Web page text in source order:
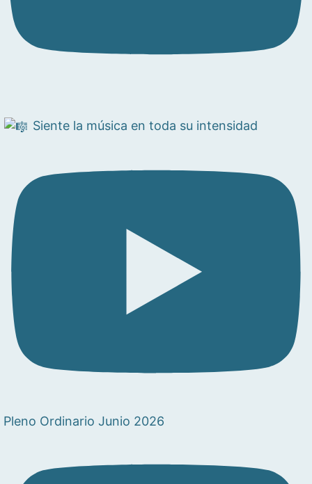
Siente la música en toda su intensidad
Pleno Ordinario Junio 2026